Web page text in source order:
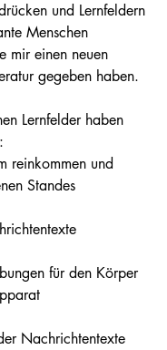
und Lernfeldern
Menschen
mir einen neuen
gegeben haben.
Lernfelder haben
reinkommen und
Standes
für den Körper
Nachrichtentexte